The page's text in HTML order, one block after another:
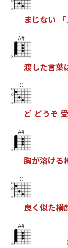
まじない 「
A#
渡した言葉
C
ど どうぞ 受
A#
胸が溶ける
C
良く似た横
A#